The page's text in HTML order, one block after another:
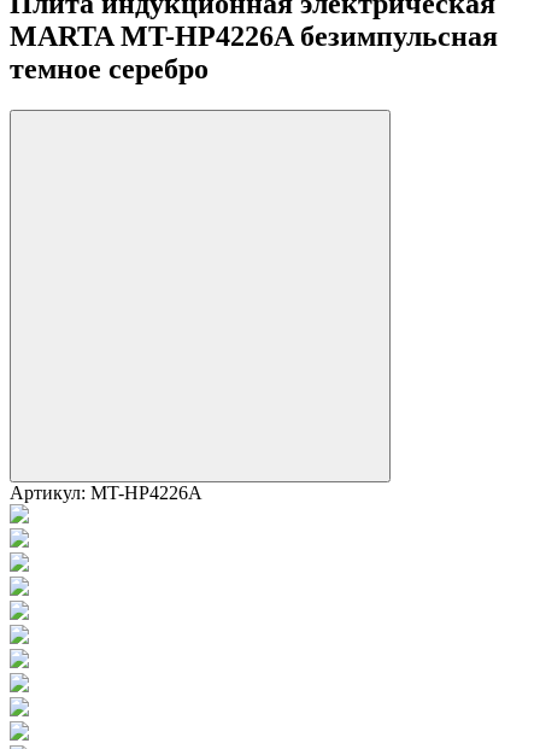
MARTA MT-HP4226A безимпульсная
темное серебро
Артикул: MT-HP4226A